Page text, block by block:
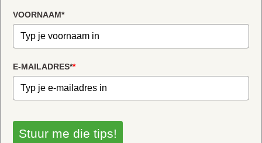
VOORNAAM*
E-MAILADRES**
Stuur me die tips!